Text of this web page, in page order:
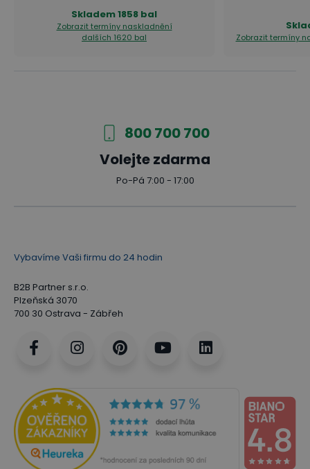
Skladem1858 bal
Zobrazit termíny naskladnění
dalších 1620 bal
Zobrazit termíny
800 700 700
Volejte zdarma
Po-Pá 7:00 - 17:00
Vybavíme Vaši firmu do 24 hodin
B2B Partner s.r.o.
Plzeňská 3070
700 30 Ostrava - Zábřeh